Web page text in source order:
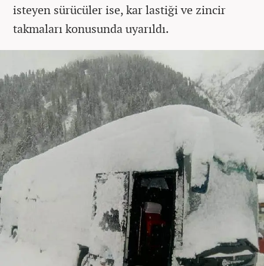
isteyen sürücüler ise, kar lastiği ve zincir
takmaları konusunda uyarıldı.